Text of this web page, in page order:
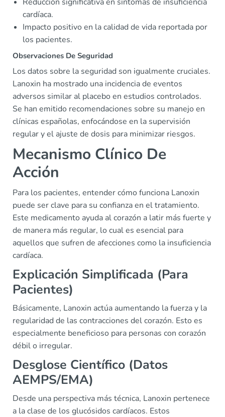
cardíaca.
Impacto positivo en la calidad de vida reportada por
los pacientes.
Observaciones De Seguridad
Los datos sobre la seguridad son igualmente cruciales.
Lanoxin ha mostrado una incidencia de eventos
adversos similar al placebo en estudios controlados.
Se han emitido recomendaciones sobre su manejo en
clínicas españolas, enfocándose en la supervisión
regular y el ajuste de dosis para minimizar riesgos.
Mecanismo Clínico De
Acción
Para los pacientes, entender cómo funciona Lanoxin
puede ser clave para su confianza en el tratamiento.
Este medicamento ayuda al corazón a latir más fuerte y
de manera más regular, lo cual es esencial para
aquellos que sufren de afecciones como la insuficiencia
cardíaca.
Explicación Simplificada (Para
Pacientes)
Básicamente, Lanoxin actúa aumentando la fuerza y la
regularidad de las contracciones del corazón. Esto es
especialmente beneficioso para personas con corazón
débil o irregular.
Desglose Científico (Datos
AEMPS/EMA)
Desde una perspectiva más técnica, Lanoxin pertenece
a la clase de los glucósidos cardíacos. Estos